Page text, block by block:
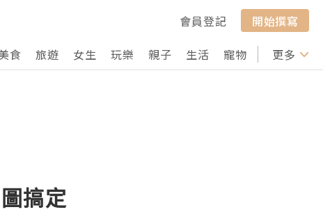
會員登記
開始撰寫
食 旅遊 女生 玩樂 親子 生活 寵物 行山 打卡
更多
搞定